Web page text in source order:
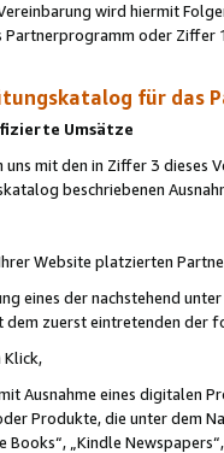
wird hiermit
oder
für das
Umsätze
uns mit den in Ziffer 3
beschriebenen
Website platzierten
eines der nachstehend
zuerst eintretenden der
Ausnahme eines digitalen
Produkte, die unter dem
Books“, „Kindle